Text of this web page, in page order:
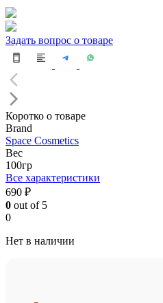
Задать вопрос о товаре
Коротко о товаре
Brand
Space Cosmetics
Вес
100гр
Все характеристики
690 ₽
0 out of 5
0
Нет в наличии